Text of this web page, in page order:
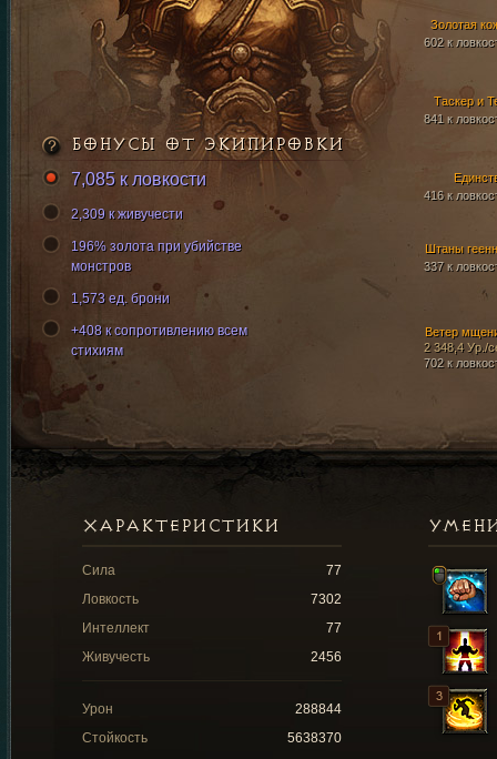
Золотая
602 к
Таскер и
841 к
Штаны
337 к
Ветер
2 348,4 Ур./
702 к
416 к
БОНУСЫ ОТ ЭКИПИРОВКИ
7,085 к ловкости
2,309 к живучести
196% золота при убийстве
монстров
1,573 ед. брони
+408 к сопротивлению всем
стихиям
ХАРАКТЕРИСТИКИ
Сила
77
Ловкость
7302
Интеллект
77
Живучесть
2456
Урон
288844
Стойкость
5638370